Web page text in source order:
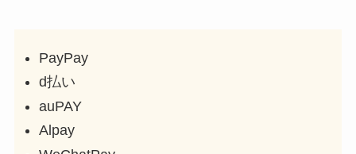
PayPay
d払い
auPAY
Alpay